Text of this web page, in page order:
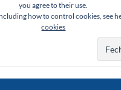
you agree to their use.
how to control cookies, see
cookies